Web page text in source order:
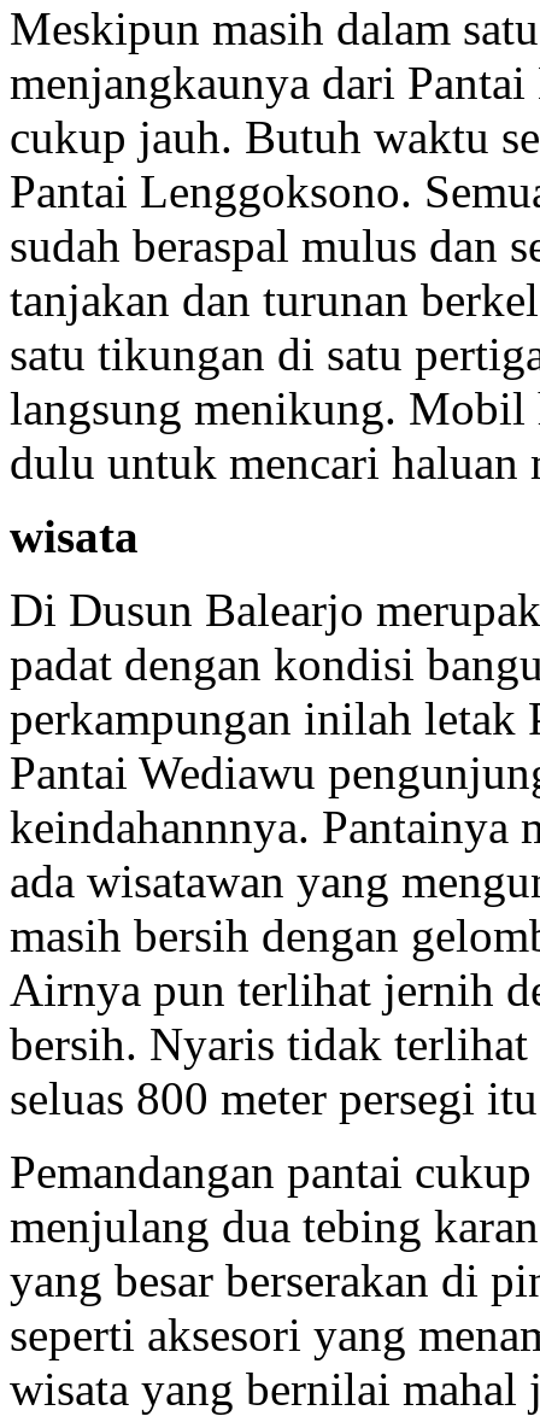
Meskipun masih dalam
menjangkaunya dari
cukup jauh. Butuh waktu
Pantai Lenggoksono.
sudah beraspal mulus dan
tanjakan dan turunan
satu tikungan di satu
langsung menikung. Mobil
dulu untuk mencari haluan
wisata
Di Dusun Balearjo
padat dengan kondisi
perkampungan inilah letak
Pantai Wediawu
keindahannnya. Pantainya
ada wisatawan yang
masih bersih dengan
Airnya pun terlihat jernih
bersih. Nyaris tidak
seluas 800 meter persegi
Pemandangan pantai
menjulang dua tebing
yang besar berserakan di
seperti aksesori yang
wisata yang bernilai